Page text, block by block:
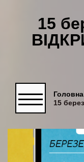
15
Головна